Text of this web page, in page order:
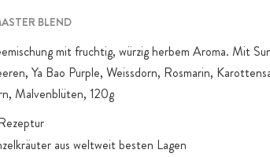
BLEND
mit fruchtig, würzig herbem Aroma. Mit
Ya Bao Purple, Weissdorn, Rosmarin,
Malvenblüten, 120g
aus weltweit besten Lagen